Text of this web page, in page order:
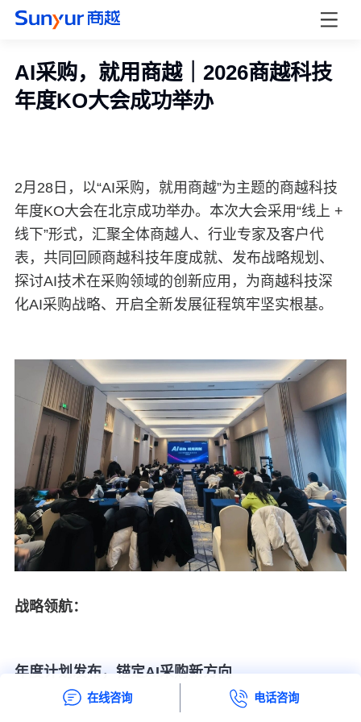
AI采购，就用商越｜2026商越科技
年度KO大会成功举办
2月 28日，以“AI采购，就用商越”为主题的商越科技
年度KO大会在北京成功举办。本次大会采用“线上 +
线下”形式，汇聚全体商越人、行业专家及客户代
表，共同回顾商越科技年度成就、发布战略规划、
探讨AI技术在采购领域的创新应用，为商越科技深
化AI采购战略、开启全新发展征程筑牢坚实根基。
战略领航：
年度计划发布，锚定AI采购新方向
在线咨询 电话咨询